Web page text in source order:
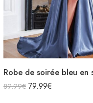
89.99€ 79.99€